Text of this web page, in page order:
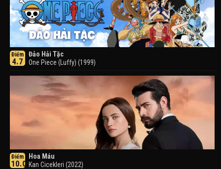
Điểm
4.7
Đảo Hải Tặc
One Piece (Luffy) (1999)
Điểm
10.0
Hoa Máu
Kan Cicekleri (2022)